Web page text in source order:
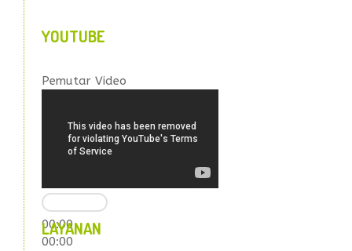
YOUTUBE
Pemutar Video
00:00
00:00
LAYANAN